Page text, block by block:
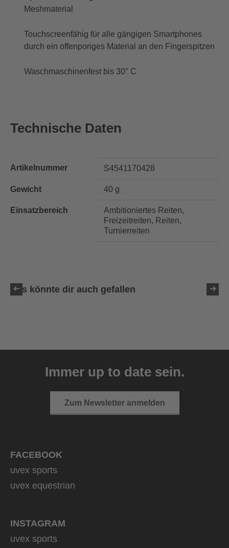
Meshmaterial
Touchscreenfähig für alle gängigen Smartphones
durch ein offenporiges Material an den Fingerspitzen
Waschmaschinenfest bis 30° C
Technische Daten
Artikelnummer S4541170428
Gewicht 40 g
Einsatzbereich
Ambitioniertes Reiten,
Freizeitreiten, Reiten,
Turnierreiten
Das könnte dir auch gefallen
3 FarbvariantenImmer up to date sein.
Zum Newsletter anmelden
FACEBOOK
uvex sports
uvex equestrian
INSTAGRAM
uvex sports